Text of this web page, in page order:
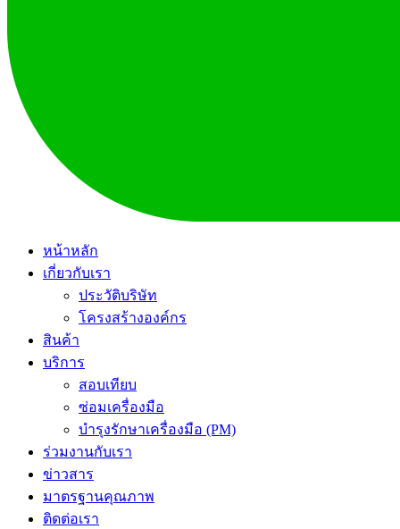
หน้าหลัก
เกี่ยวกับเรา
ประวัติบริษัท
โครงสร้างองค์กร
สินค้า
บริการ
สอบเทียบ
ซ่อมเครื่องมือ
บำรุงรักษาเครื่องมือ (PM)
ร่วมงานกับเรา
ข่าวสาร
มาตรฐานคุณภาพ
ติดต่อเรา